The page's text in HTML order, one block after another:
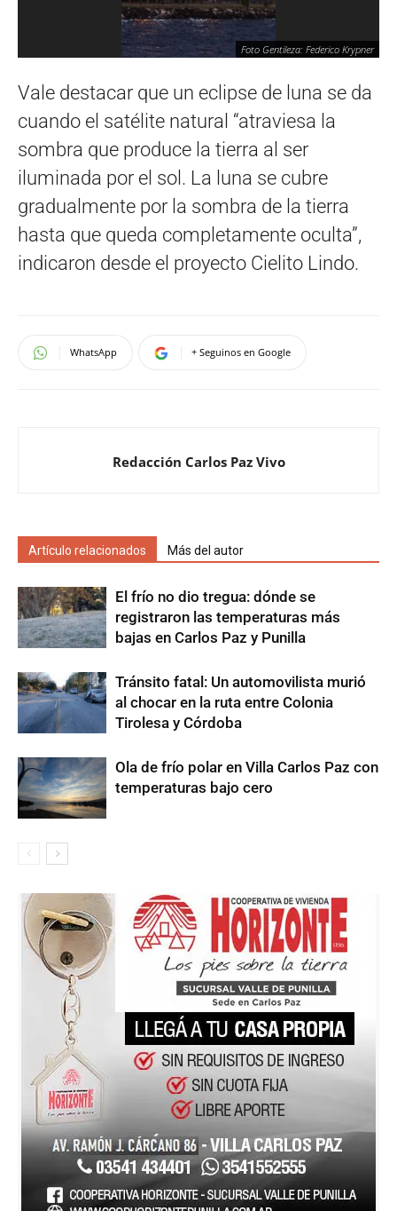
Foto Gentileza: Federico Krypner
Vale destacar que un eclipse de luna se da
cuando el satélite natural “atraviesa la
sombra que produce la tierra al ser
iluminada por el sol. La luna se cubre
gradualmente por la sombra de la tierra
hasta que queda completamente oculta”,
indicaron desde el proyecto Cielito Lindo.
WhatsApp + Seguinos en Google
Redacción Carlos Paz Vivo
Artículo relacionados Más del autor
El frío no dio tregua: dónde se
registraron las temperaturas más
bajas en Carlos Paz y Punilla
Tránsito fatal: Un automovilista murió
al chocar en la ruta entre Colonia
Tirolesa y Córdoba
Ola de frío polar en Villa Carlos Paz con
temperaturas bajo cero